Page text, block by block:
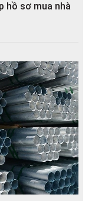
hồ sơ mua nhà